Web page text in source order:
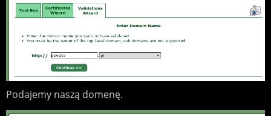
Podajemy naszą domenę.